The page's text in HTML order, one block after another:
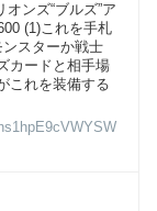
ンズ“ブルズ”ア
(1)これを手札
スターか戦士
カードと相手場
これを装備する